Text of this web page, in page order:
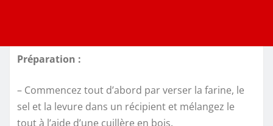
Préparation :
– Commencez tout d’abord par verser la farine, le
sel et la levure dans un récipient et mélangez le
tout à l’aide d’une cuillère en bois.